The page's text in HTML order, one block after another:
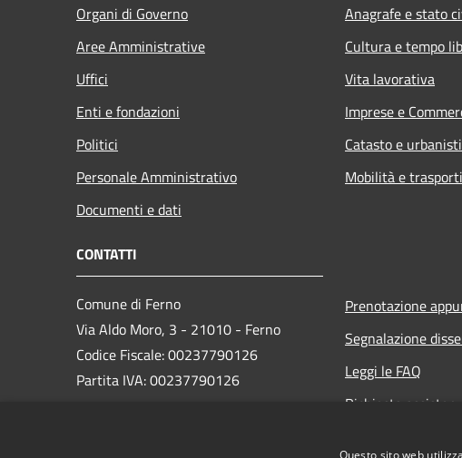
Organi di Governo
Aree Amministrative
Uffici
Enti e fondazioni
Politici
Personale Amministrativo
Documenti e dati
Anagrafe e stato
Cultura e tempo
Vita lavorativa
Imprese e
Catasto e
Mobilità e trasporti
CONTATTI
Comune di Ferno
Via Aldo Moro, 3 - 21010 - Ferno
Codice Fiscale: 00237790126
Partita IVA: 00237790126
Prenotazione
Segnalazione
Leggi le FAQ
Richiesta
Questo sito web